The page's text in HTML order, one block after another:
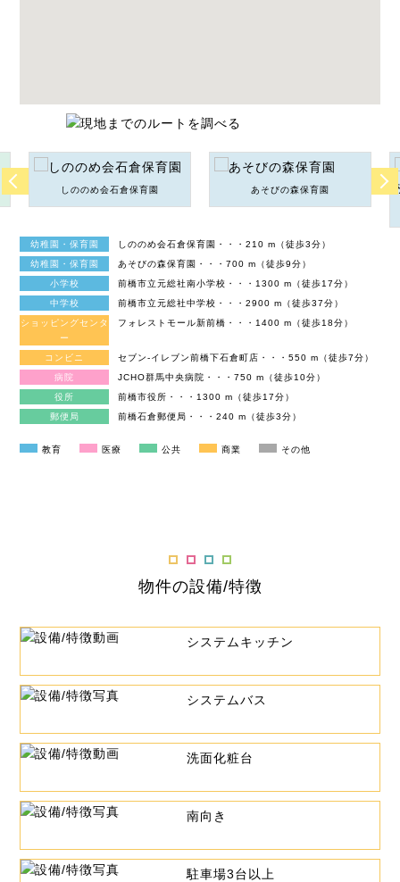
しののめ会石倉保育園 あそびの森保育園
幼稚園・保育園
しののめ会石倉保育園・・・210 m（徒歩3分）
幼稚園・保育園
あそびの森保育園・・・700 m（徒歩9分）
小学校
前橋市立元総社南小学校・・・1300 m（徒歩17分）
中学校
前橋市立元総社中学校・・・2900 m（徒歩37分）
ショッピングセンタ
ー
フォレストモール新前橋・・・1400 m（徒歩18分）
コンビニ
セブン-イレブン前橋下石倉町店・・・550 m（徒歩7分）
病院
JCHO群馬中央病院・・・750 m（徒歩10分）
役所
前橋市役所・・・1300 m（徒歩17分）
郵便局
前橋石倉郵便局・・・240 m（徒歩3分）
教育 医療 公共 商業 その他
物件の設備/特徴
システムキッチン
システムバス
洗面化粧台
南向き
駐車場3台以上